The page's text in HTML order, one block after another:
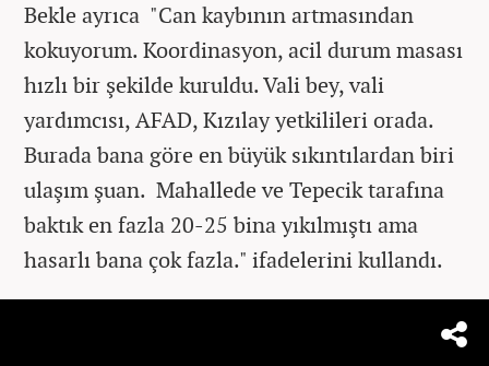
Bekle ayrıca "Can kaybının artmasından
kokuyorum. Koordinasyon, acil durum masası
hızlı bir şekilde kuruldu. Vali bey, vali
yardımcısı, AFAD, Kızılay yetkilileri orada.
Burada bana göre en büyük sıkıntılardan biri
ulaşım şuan. Mahallede ve Tepecik tarafına
baktık en fazla 20-25 bina yıkılmıştı ama
hasarlı bana çok fazla." ifadelerini kullandı.